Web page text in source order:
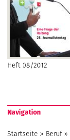
Heft 08/2012
Navigation
Startseite » Beruf»